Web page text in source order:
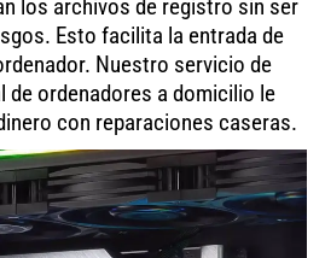
los archivos de registro sin ser
Esto facilita la entrada de
Nuestro servicio de
de ordenadores a domicilio le
con reparaciones caseras.